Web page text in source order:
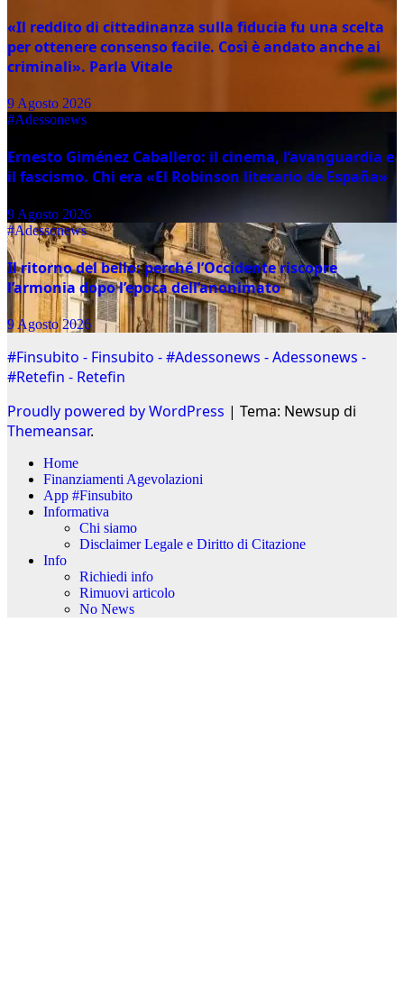
«Il reddito di cittadinanza sulla fiducia fu una scelta
per ottenere consenso facile. Così è andato anche ai
criminali». Parla Vitale
9 Agosto 2026
#Adessonews
Ernesto Giménez Caballero: il cinema, l’avanguardia e
il fascismo. Chi era «El Robinson literario de España»
9 Agosto 2026
#Adessonews
Il ritorno del bello: perché l’Occidente riscopre
l’armonia dopo l’epoca dell’anonimato
9 Agosto 2026
#Finsubito - Finsubito - #Adessonews - Adessonews -
#Retefin - Retefin
Proudly powered by WordPress | Tema: Newsup di
Themeansar.
Home
Finanziamenti Agevolazioni
App #Finsubito
Informativa
Chi siamo
Disclaimer Legale e Diritto di Citazione
Info
Richiedi info
Rimuovi articolo
No News